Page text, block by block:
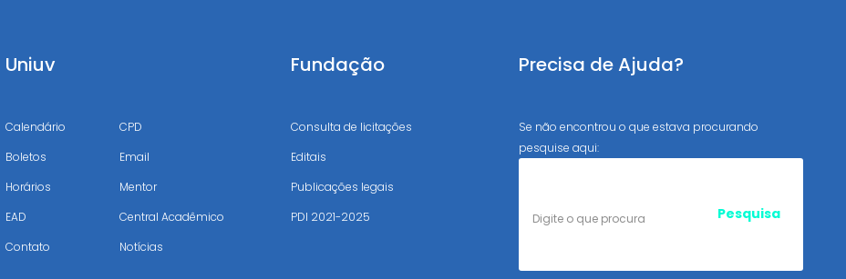
Uniuv
Calendário
Boletos
Horários
EAD
Contato
CPD
Email
Mentor
Central Acadêmico
Notícias
Fundação
Consulta de licitações
Editais
Publicações legais
PDI 2021-2025
Precisa de Ajuda?
Se não encontrou o que estava procurando
pesquise aqui: